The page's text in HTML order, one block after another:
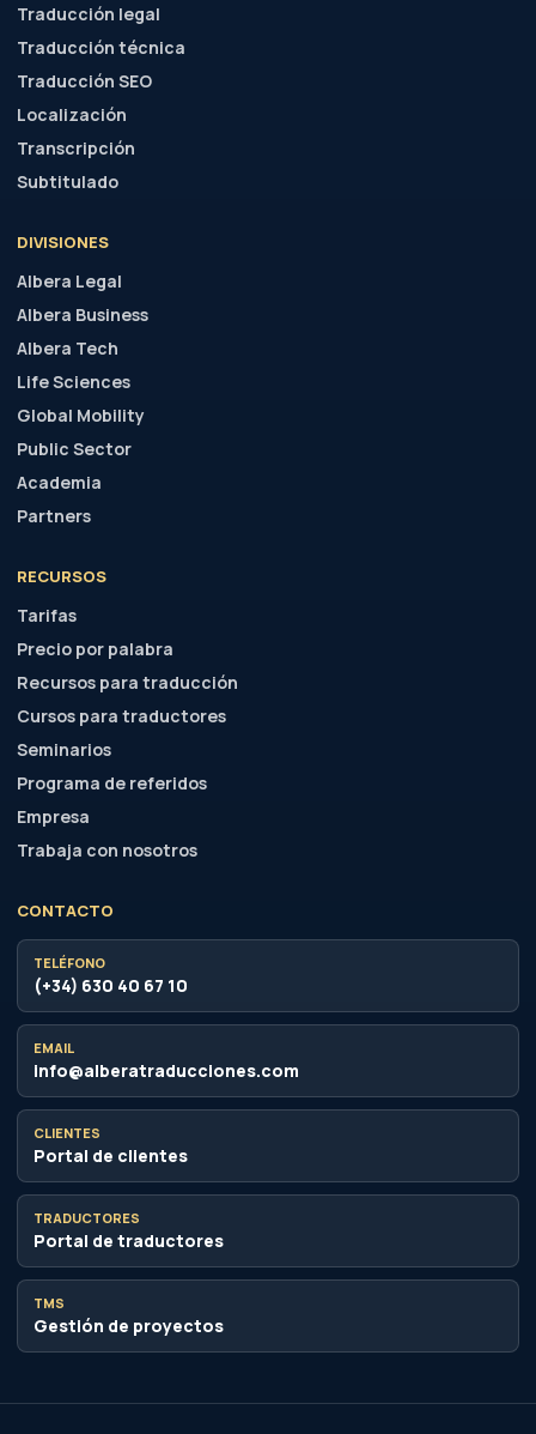
Traducción legal
Traducción técnica
Traducción SEO
Localización
Transcripción
Subtitulado
DIVISIONES
Albera Legal
Albera Business
Albera Tech
Life Sciences
Global Mobility
Public Sector
Academia
Partners
RECURSOS
Tarifas
Precio por palabra
Recursos para traducción
Cursos para traductores
Seminarios
Programa de referidos
Empresa
Trabaja con nosotros
CONTACTO
TELÉFONO
(+34) 630 40 67 10
EMAIL
info@alberatraducciones.com
CLIENTES
Portal de clientes
TRADUCTORES
Portal de traductores
TMS
Gestión de proyectos